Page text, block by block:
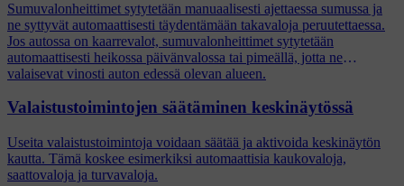
Sumuvalonheittimet sytytetään manuaalisesti ajettaessa sumussa ja
ne syttyvät automaattisesti täydentämään takavaloja peruutettaessa.
Jos autossa on kaarrevalot, sumuvalonheittimet sytytetään
automaattisesti heikossa päivänvalossa tai pimeällä, jotta ne
valaisevat vinosti auton edessä olevan alueen.
Valaistustoimintojen säätäminen keskinäytössä
Useita valaistustoimintoja voidaan säätää ja aktivoida keskinäytön
kautta. Tämä koskee esimerkiksi automaattisia kaukovaloja,
saattovaloja ja turvavaloja.